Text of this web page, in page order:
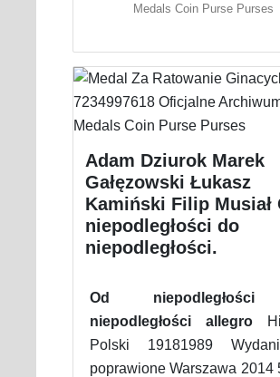
Medals Coin Purse Purses
Adam Dziurok Marek
Gałęzowski Łukasz
Kamiński Filip Musiał
niepodległości do
niepodległości.
Od
niepodległości allegro
Polski 19181989
poprawione Warszawa 2014